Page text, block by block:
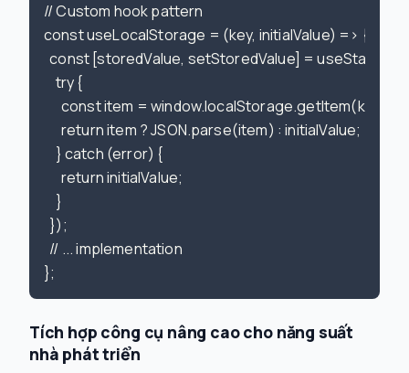
// Custom hook pattern
const useLocalStorage = (key, initialValue) => {
    try {
      const item = window.localStorage.getItem(key);
      return item ? JSON.parse(item) : initialValue;
    } catch (error) {
      return initialValue;
    }
  });
  // ... implementation
Tích hợp công cụ nâng cao cho năng suất
nhà phát triển